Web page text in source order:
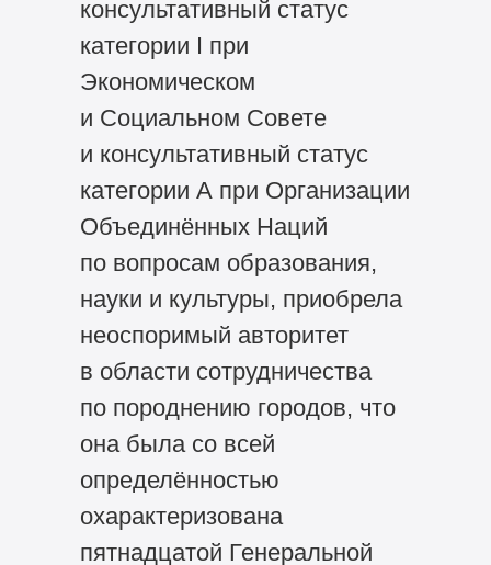
консультативный статус
категории I при
Экономическом
и Социальном Совете
и консультативный статус
категории А при Организации
Объединённых Наций
по вопросам образования,
науки и культуры, приобрела
неоспоримый авторитет
в области сотрудничества
по породнению городов, что
она была со всей
определённостью
охарактеризована
пятнадцатой Генеральной